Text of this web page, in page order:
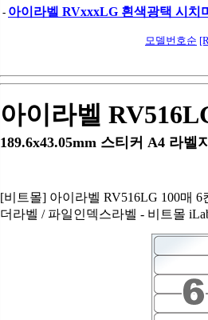
- 아이라벨 RVxxxLG 흰색광택 시치
모델번호순
아이라벨
189.6x43.05mm 스티커 A4 라벨
[비트몰] 아이라벨 RV516LG 100매
더라벨 / 파일인덱스라벨 - 비트몰